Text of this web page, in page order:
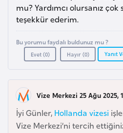
r
i
mu? Yardımcı olursanız
teşekkür ederim.
Bu yorumu faydalı buldunuz mu ?
Evet (0) Hayır (0) Yanıt
Vize Merkezi 25 Ağu 2025,
İyi Günler, Hollanda vizesi
Vize Merkezi’ni tercih
A
z
y
c
a
n